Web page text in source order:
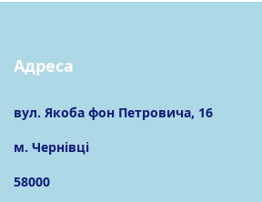
Адреса
вул. Якоба фон Петровича, 16
м. Чернівці
58000